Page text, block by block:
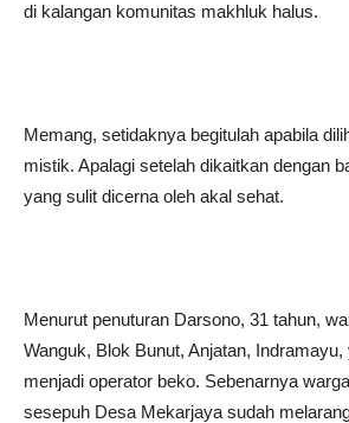
di kalangan komunitas makhluk halus.
Memang, setidaknya begitulah apabila
mistik. Apalagi setelah dikaitkan dengan
yang sulit dicerna oleh akal sehat.
Menurut penuturan Darsono, 31 tahun,
Wanguk, Blok Bunut, Anjatan, Indramayu,
menjadi operator beko. Sebenarnya
sesepuh Desa Mekarjaya sudah